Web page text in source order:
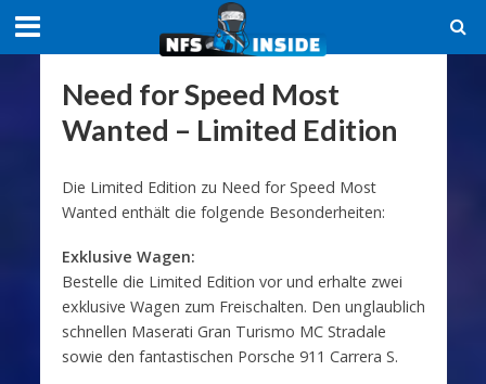
Need for Speed Most
Wanted – Limited Edition
Die Limited Edition zu Need for Speed Most
Wanted enthält die folgende Besonderheiten:
Exklusive Wagen:
Bestelle die Limited Edition vor und erhalte zwei
exklusive Wagen zum Freischalten. Den unglaublich
schnellen Maserati Gran Turismo MC Stradale
sowie den fantastischen Porsche 911 Carrera S.